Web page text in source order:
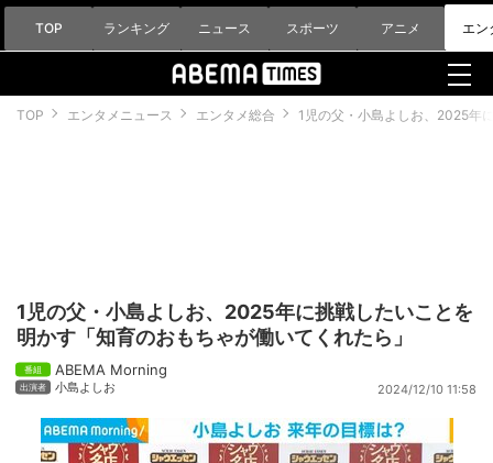
TOP ランキング ニュース スポーツ アニメ エン
TOP エンタメニュース エンタメ総合 1児の父・小島よしお、2025年
1児の父・小島よしお、2025年に挑戦したいことを
明かす「知育のおもちゃが働いてくれたら」
ABEMA Morning
小島よしお 2024/12/10 11:58